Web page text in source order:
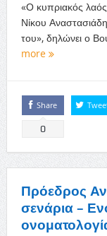
«Ο κυπριακός
Νίκου
του», δηλώνει ο
more
Share
0
Πρόεδρος
σενάρια –